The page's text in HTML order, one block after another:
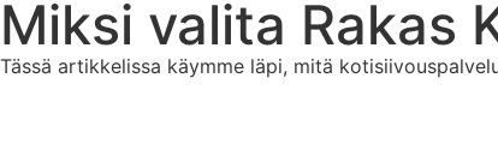
Miksi valita Rakas
Tässä artikkelissa käymme läpi, mitä